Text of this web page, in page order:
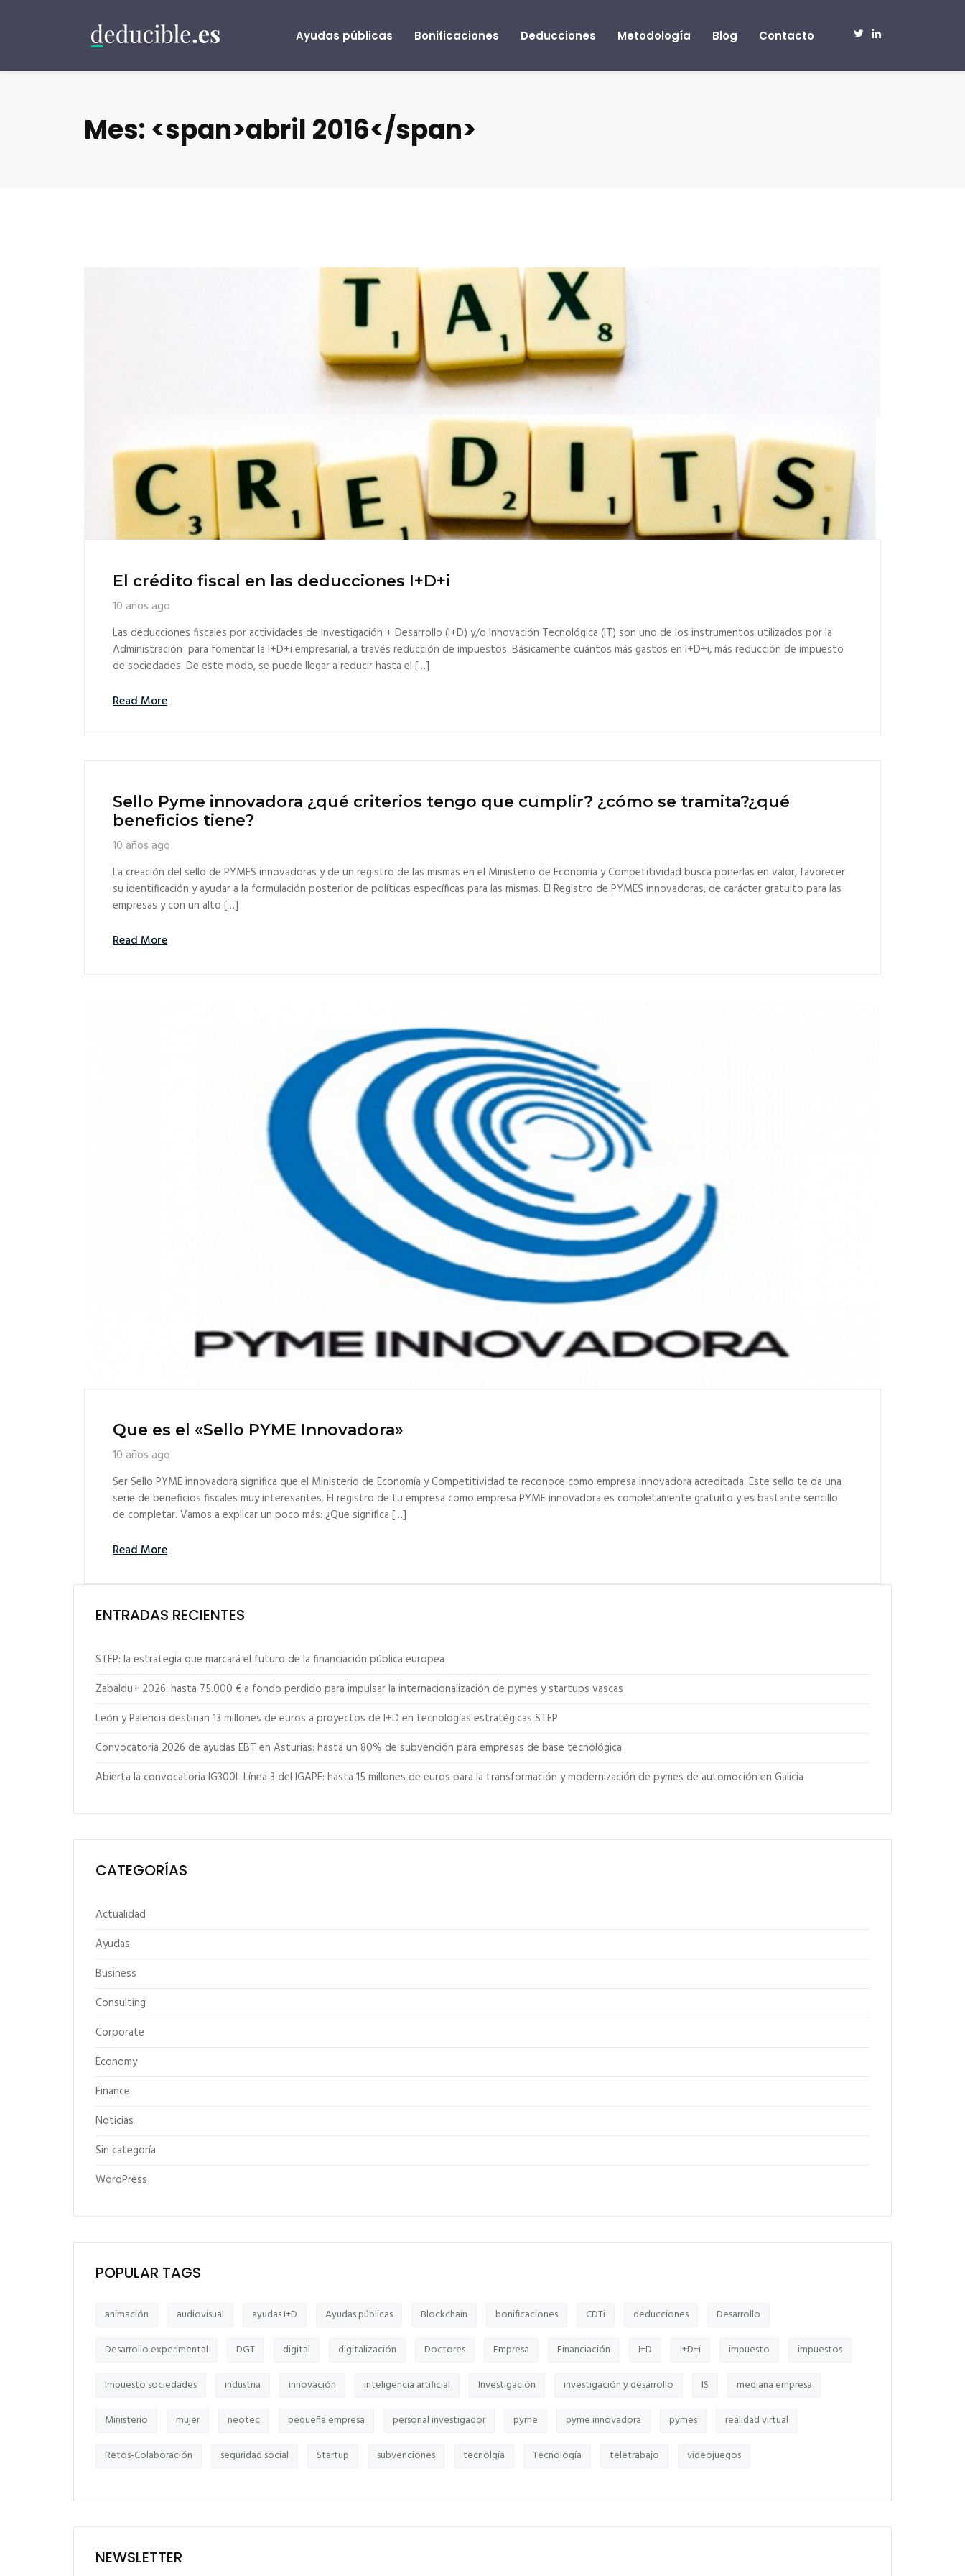
Ayudas públicas Bonificaciones Deducciones Metodología Blog Contacto
Mes: <span>abril 2016</span>
El crédito fiscal en las deducciones I+D+i
10 años ago
Las deducciones fiscales por actividades de Investigación + Desarrollo (I+D) y/o Innovación Tecnológica (IT) son uno de los instrumentos utilizados por la
Administración para fomentar la I+D+i empresarial, a través reducción de impuestos. Básicamente cuántos más gastos en I+D+i, más reducción de impuesto
de sociedades. De este modo, se puede llegar a reducir hasta el […]
Read More
Sello Pyme innovadora ¿qué criterios tengo que cumplir? ¿cómo se tramita?¿qué
beneficios tiene?
10 años ago
La creación del sello de PYMES innovadoras y de un registro de las mismas en el Ministerio de Economía y Competitividad busca ponerlas en valor, favorecer
su identificación y ayudar a la formulación posterior de políticas específicas para las mismas. El Registro de PYMES innovadoras, de carácter gratuito para las
empresas y con un alto […]
Read More
Que es el «Sello PYME Innovadora»
10 años ago
Ser Sello PYME innovadora significa que el Ministerio de Economía y Competitividad te reconoce como empresa innovadora acreditada. Este sello te da una
serie de beneficios fiscales muy interesantes. El registro de tu empresa como empresa PYME innovadora es completamente gratuito y es bastante sencillo
de completar. Vamos a explicar un poco más: ¿Que significa […]
Read More
ENTRADAS RECIENTES
STEP: la estrategia que marcará el futuro de la financiación pública europea
Zabaldu+ 2026: hasta 75.000 € a fondo perdido para impulsar la internacionalización de pymes y startups vascas
León y Palencia destinan 13 millones de euros a proyectos de I+D en tecnologías estratégicas STEP
Convocatoria 2026 de ayudas EBT en Asturias: hasta un 80% de subvención para empresas de base tecnológica
Abierta la convocatoria IG300L Línea 3 del IGAPE: hasta 15 millones de euros para la transformación y modernización de pymes de automoción en Galicia
CATEGORÍAS
Actualidad
Ayudas
Business
Consulting
Corporate
Economy
Finance
Noticias
Sin categoría
WordPress
POPULAR TAGS
animación audiovisual ayudas I+D Ayudas públicas Blockchain bonificaciones CDTi deducciones Desarrollo
Desarrollo experimental DGT digital digitalización Doctores Empresa Financiación I+D I+D+i impuesto impuestos
Impuesto sociedades industria innovación inteligencia artificial Investigación investigación y desarrollo IS mediana empresa
Ministerio mujer neotec pequeña empresa personal investigador pyme pyme innovadora pymes realidad virtual
Retos-Colaboración seguridad social Startup subvenciones tecnolgía Tecnología teletrabajo videojuegos
NEWSLETTER